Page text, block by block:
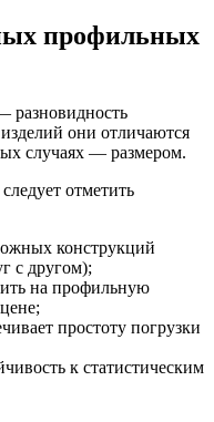
профильных
разновидность
они отличаются
случаях — размером.
отметить
конструкций
с другом);
на профильную
простоту погрузки
к статистическим